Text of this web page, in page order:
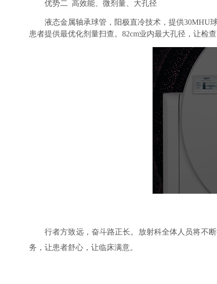
优势二 高效能、微剂量、大孔径
液态金属轴承球管，阳极直冷技术，提供30MHU
患者提供最优化剂量扫查。82cm业内最大孔径，让检
行者方致远，奋斗路正长。放射科全体人员将不
务，让患者舒心，让临床满意。